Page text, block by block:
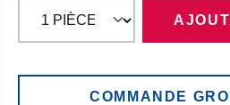
COMMANDE